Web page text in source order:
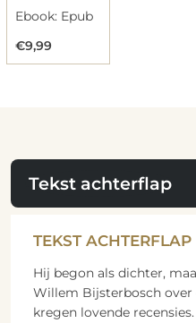
Ebook: Epub
€9,99
Tekst achterflap
TEKST ACHTERFLAP
Hij begon als dichter,
Willem Bijsterbosch over
kregen lovende